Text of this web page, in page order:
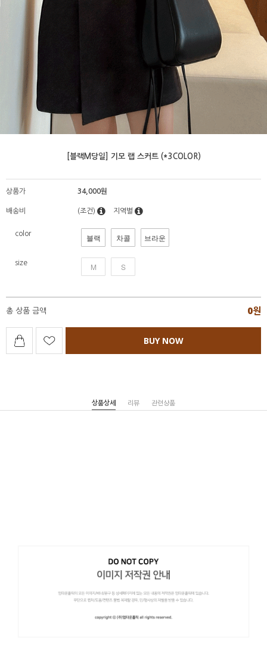
[블랙M당일] 기모 랩 스커트 (*3COLOR)
상품가 34,000원
배송비 (조건) 지역별
color 블랙 차콜 브라운
size M S
총 상품 금액 0원
BUY NOW
상품상세 리뷰 관련상품